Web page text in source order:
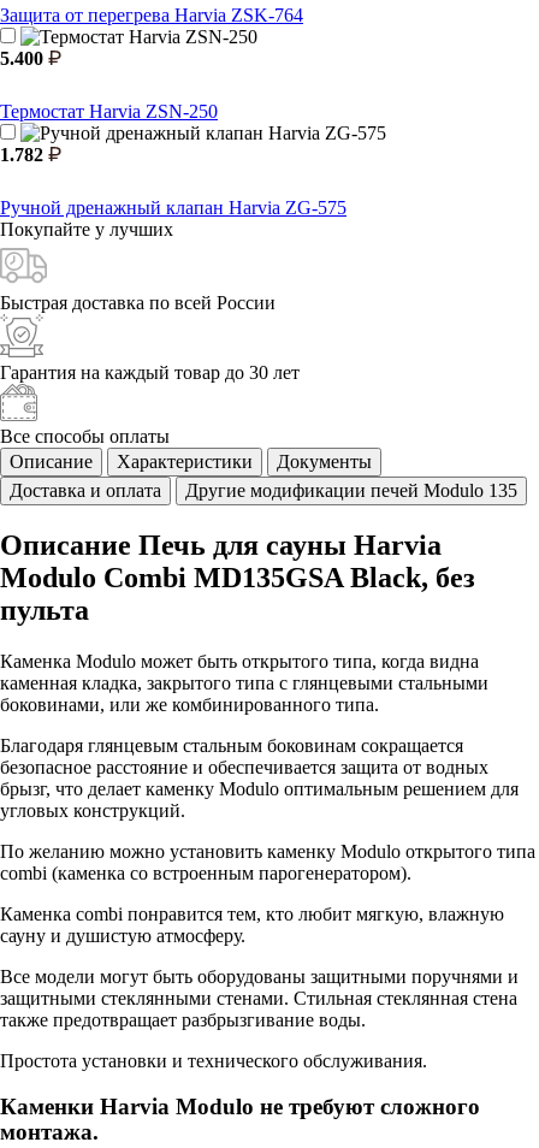
Защита от перегрева Harvia ZSK-764
5.400
Термостат Harvia ZSN-250
1.782
Ручной дренажный клапан Harvia ZG-575
Покупайте у лучших
Быстрая доставка по всей России
Гарантия на каждый товар до 30 лет
Все способы оплаты
Описание
Характеристики
Документы
Доставка и оплата
Другие модификации печей Modulo 135
Описание Печь для сауны Harvia
Modulo Combi MD135GSA Black, без
пульта
Каменка Modulo может быть открытого типа, когда видна
каменная кладка, закрытого типа с глянцевыми стальными
боковинами, или же комбинированного типа.
Благодаря глянцевым стальным боковинам сокращается
безопасное расстояние и обеспечивается защита от водных
брызг, что делает каменку Modulo оптимальным решением для
угловых конструкций.
По желанию можно установить каменку Modulo открытого типа
combi (каменка со встроенным парогенератором).
Каменка combi понравится тем, кто любит мягкую, влажную
сауну и душистую атмосферу.
Все модели могут быть оборудованы защитными поручнями и
защитными стеклянными стенами. Стильная стеклянная стена
также предотвращает разбрызгивание воды.
Простота установки и технического обслуживания.
Каменки Harvia Modulo не требуют сложного
монтажа.